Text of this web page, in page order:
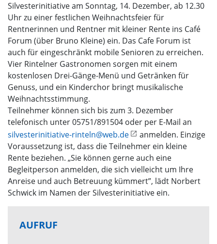
Silvesterinitiative am Sonntag, 14. Dezember, ab 12.30
Uhr zu einer festlichen Weihnachtsfeier für
Rentnerinnen und Rentner mit kleiner Rente ins Café
Forum (über Bruno Kleine) ein. Das Cafe Forum ist
auch für eingeschränkt mobile Senioren zu erreichen.
Vier Rintelner Gastronomen sorgen mit einem
kostenlosen Drei-Gänge-Menü und Getränken für
Genuss, und ein Kinderchor bringt musikalische
Weihnachtsstimmung.
Teilnehmer können sich bis zum 3. Dezember
telefonisch unter 05751/891504 oder per E-Mail an
silvesterinitiative-rinteln@web.de
anmelden. Einzige
Voraussetzung ist, dass die Teilnehmer ein kleine
Rente beziehen. „Sie können gerne auch eine
Begleitperson anmelden, die sich vielleicht um Ihre
Anreise und auch Betreuung kümmert”, lädt Norbert
Schwick im Namen der Silvesterinitiative ein.
AUFRUF